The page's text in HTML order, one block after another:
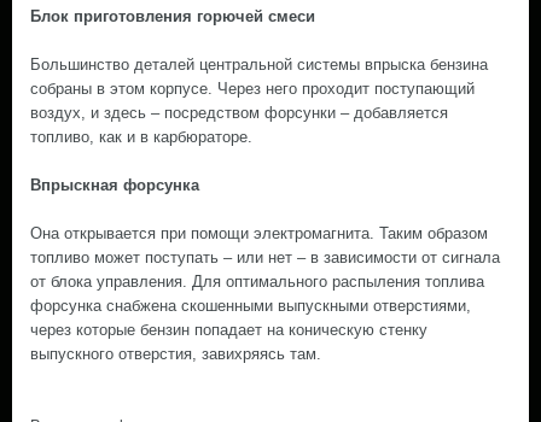
Блок приготовления горючей смеси
Большинство деталей центральной системы впрыска бензина
собраны в этом корпусе. Через него проходит поступающий
воздух, и здесь – посредством форсунки – добавляется
топливо, как и в карбюраторе.
Впрыскная форсунка
Она открывается при помощи электромагнита. Таким образом
топливо может поступать – или нет – в зависимости от сигнала
от блока управления. Для оптимального распыления топлива
форсунка снабжена скошенными выпускными отверстиями,
через которые бензин попадает на коническую стенку
выпускного отверстия, завихряясь там.